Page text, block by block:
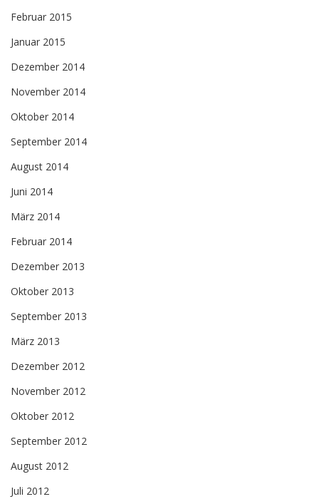
Februar 2015
Januar 2015
Dezember 2014
November 2014
Oktober 2014
September 2014
August 2014
Juni 2014
März 2014
Februar 2014
Dezember 2013
Oktober 2013
September 2013
März 2013
Dezember 2012
November 2012
Oktober 2012
September 2012
August 2012
Juli 2012